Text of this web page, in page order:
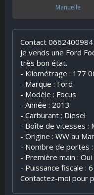
Manuelle
Contact 0662400984
Je vends une Ford
très bon état.
- Kilométrage : 177
- Marque : Ford
- Modèle : Focus
- Année : 2013
- Carburant : Diesel
- Boîte de vitesses :
- Origine : WW au
- Nombre de portes
- Première main : Oui
- Puissance fiscale : 6
Contactez-moi pour